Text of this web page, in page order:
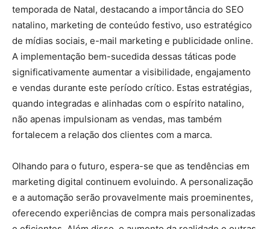
temporada de Natal, destacando a importância do SEO
natalino, marketing de conteúdo festivo, uso estratégico
de mídias sociais, e-mail marketing e publicidade online.
A implementação bem-sucedida dessas táticas pode
significativamente aumentar a visibilidade, engajamento
e vendas durante este período crítico. Estas estratégias,
quando integradas e alinhadas com o espírito natalino,
não apenas impulsionam as vendas, mas também
fortalecem a relação dos clientes com a marca.
Olhando para o futuro, espera-se que as tendências em
marketing digital continuem evoluindo. A personalização
e a automação serão provavelmente mais proeminentes,
oferecendo experiências de compra mais personalizadas